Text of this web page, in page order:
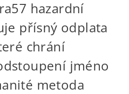
hazardní
přísný odplata
chrání
jméno
metoda